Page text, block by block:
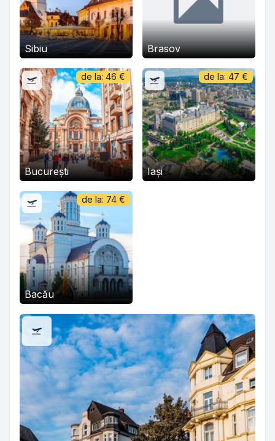
Sibiu Brasov
București
de la: 46 €
Iași
de la: 47 €
Bacău
de la: 74 €